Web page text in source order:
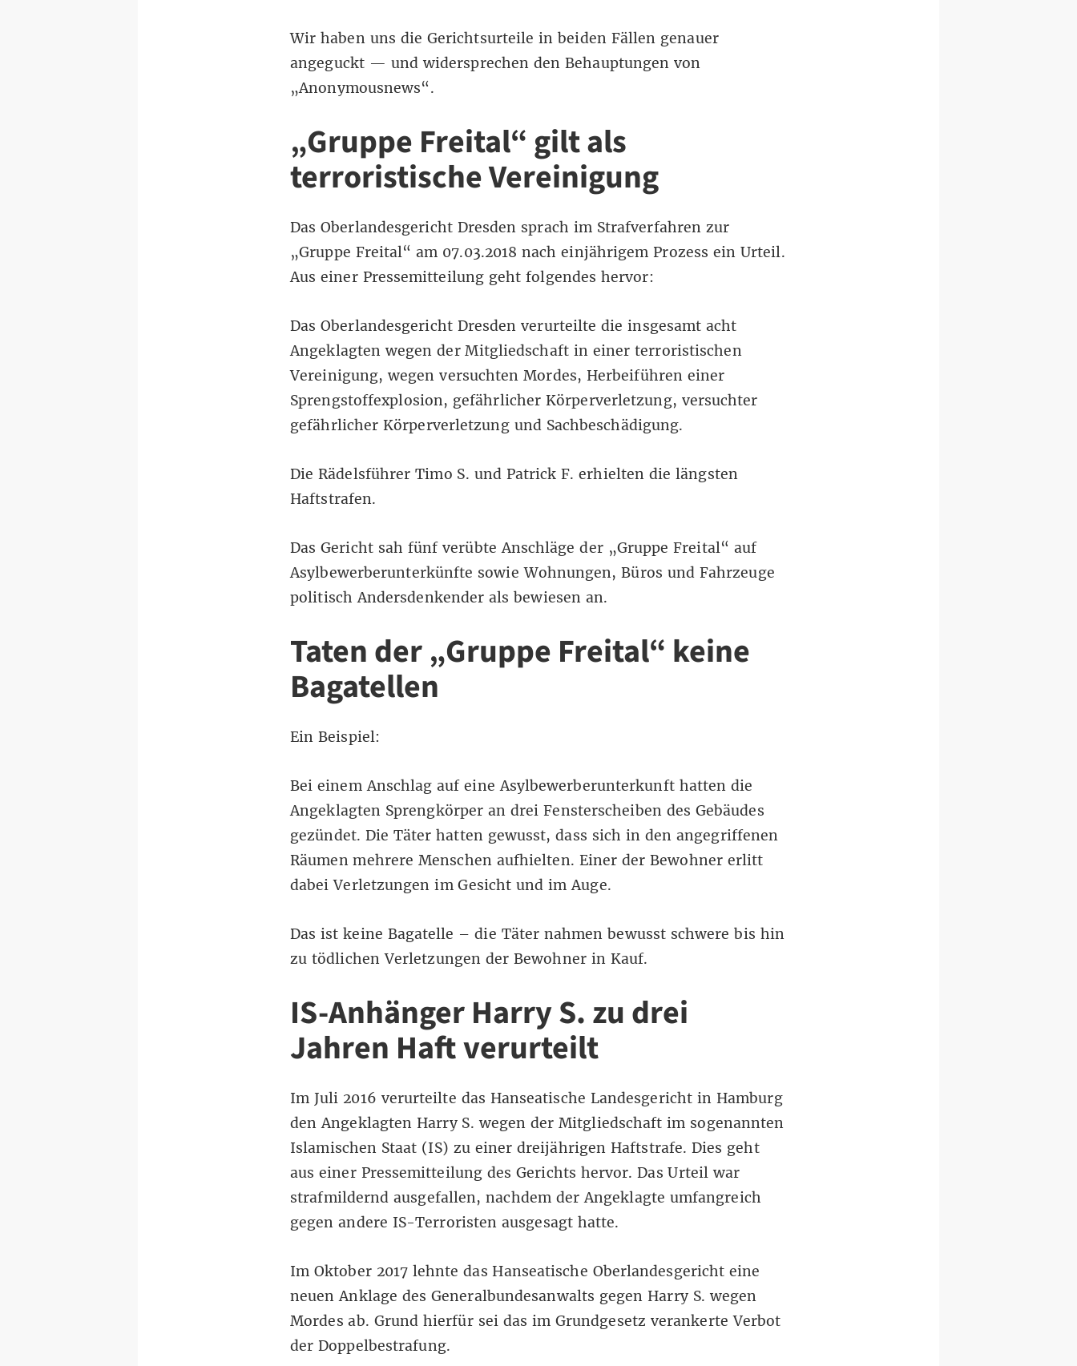
Wir haben uns die Gerichtsurteile in beiden Fällen genauer
angeguckt — und widersprechen den Behauptungen von
„Anonymousnews“.
„Gruppe Freital“ gilt als
terroristische Vereinigung
Das Oberlandesgericht Dresden sprach im Strafverfahren zur
„Gruppe Freital“ am 07.03.2018 nach einjährigem Prozess ein Urteil.
Aus einer Pressemitteilung geht folgendes hervor:
Das Oberlandesgericht Dresden verurteilte die insgesamt acht
Angeklagten wegen der Mitgliedschaft in einer terroristischen
Vereinigung, wegen versuchten Mordes, Herbeiführen einer
Sprengstoffexplosion, gefährlicher Körperverletzung, versuchter
gefährlicher Körperverletzung und Sachbeschädigung.
Die Rädelsführer Timo S. und Patrick F. erhielten die längsten
Haftstrafen.
Das Gericht sah fünf verübte Anschläge der „Gruppe Freital“ auf
Asylbewerberunterkünfte sowie Wohnungen, Büros und Fahrzeuge
politisch Andersdenkender als bewiesen an.
Taten der „Gruppe Freital“ keine
Bagatellen
Ein Beispiel:
Bei einem Anschlag auf eine Asylbewerberunterkunft hatten die
Angeklagten Sprengkörper an drei Fensterscheiben des Gebäudes
gezündet. Die Täter hatten gewusst, dass sich in den angegriffenen
Räumen mehrere Menschen aufhielten. Einer der Bewohner erlitt
dabei Verletzungen im Gesicht und im Auge.
Das ist keine Bagatelle – die Täter nahmen bewusst schwere bis hin
zu tödlichen Verletzungen der Bewohner in Kauf.
IS-Anhänger Harry S. zu drei
Jahren Haft verurteilt
Im Juli 2016 verurteilte das Hanseatische Landesgericht in Hamburg
den Angeklagten Harry S. wegen der Mitgliedschaft im sogenannten
Islamischen Staat (IS) zu einer dreijährigen Haftstrafe. Dies geht
aus einer Pressemitteilung des Gerichts hervor. Das Urteil war
strafmildernd ausgefallen, nachdem der Angeklagte umfangreich
gegen andere IS-Terroristen ausgesagt hatte.
Im Oktober 2017 lehnte das Hanseatische Oberlandesgericht eine
neuen Anklage des Generalbundesanwalts gegen Harry S. wegen
Mordes ab. Grund hierfür sei das im Grundgesetz verankerte Verbot
der Doppelbestrafung.